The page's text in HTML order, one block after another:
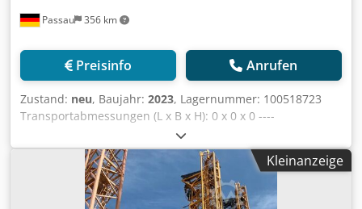
Passau 356 km
Preisinfo Anrufen
Zustand: neu, Baujahr: 2023, Lagernummer: 100518723
Transportabmessungen (L x B x H): 0 x 0 x 0 ----
Ausstattung: Hakenhöhe 21m Ausladung 33m Farbe: gelb
und grau im neuen Liebherr Design Dcjdpfozkztqsx Am
Rsk Inkl. Gegenballast 9 Platten a 1530kg Inkl. Dreh- und
Katzfahrbegrenzung Inkl. Hinterachsadapter Inkl. Trafo
1,5kVA Verlängerungskabel Standort: Passau
Kleinanzeige